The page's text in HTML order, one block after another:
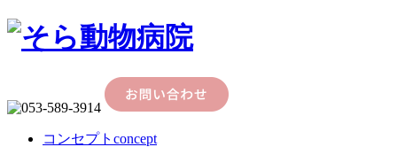
コンセプト concept